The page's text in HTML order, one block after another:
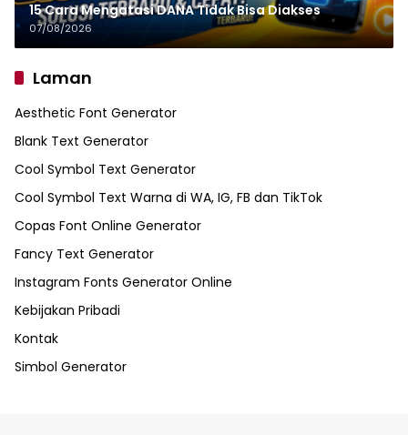
15 Cara Mengatasi DANA Tidak Bisa Diakses
07/08/2026
Laman
Aesthetic Font Generator
Blank Text Generator
Cool Symbol Text Generator
Cool Symbol Text Warna di WA, IG, FB dan TikTok
Copas Font Online Generator
Fancy Text Generator
Instagram Fonts Generator Online
Kebijakan Pribadi
Kontak
Simbol Generator